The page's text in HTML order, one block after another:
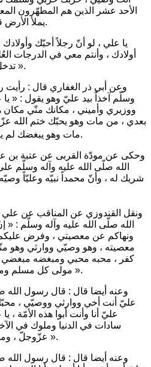
الأحد عشر الذين هم المطهّرون
يملأ الأرض قسطاً وعدلاً ، فويل لمبغضيهم.
يا علي ، لو أنّ رجلاً أحبّك
أولادك ، وأنتم معي في الدرجات
تدخل محبّيك الجنّة ومبغضيك النار ».
وعن أبي ذر الغفاري قال : رأيت
وسلّم آخذاً بيد عليّ وهو يقول : «
ووزيري وأميني ، مكانك منّي مكان
بعدي ، من مات وهو يحبّك ختم الله
مات وهو يبغضك لم.
وحكى عن مودّة القربى عن عتبة بن
الله صلّى الله عليه وآله وسلّم
شريك له ، وأنّ محمداً نبيّه وعليّاً وصيّه
ونقل القندوزي عن المناقب عن
الله صلّى الله عليه وآله وسلّم : «
ونهاكم عن معصيتي ، وفرض
معصيته ، وهو وصيّي ووارثي وهو
كفر ، محبه محبي ومبغضه مبغضي ،
مولى كل مسلم ومسلمة ، وأنا وهو أبوا هذه الأمّة ».
وعنه أيضا قال : قال رسول الله
عليّ أنت أخي ووارثي ووصيّي ،
عليّ أنا وأنت أبوا هذه الأمّة ،
سادات في الدنيا وملوك في
عزّوجلّ ، ومن أنكرنا فقد أنكر الله عزّوجلّ ».
وعنه أيضا قال : قال رسول الله